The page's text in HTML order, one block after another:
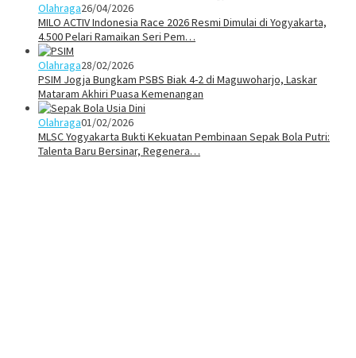
Olahraga26/04/2026
MILO ACTIV Indonesia Race 2026 Resmi Dimulai di Yogyakarta,
4.500 Pelari Ramaikan Seri Pem…
Olahraga28/02/2026
PSIM Jogja Bungkam PSBS Biak 4-2 di Maguwoharjo, Laskar
Mataram Akhiri Puasa Kemenangan
Olahraga01/02/2026
MLSC Yogyakarta Bukti Kekuatan Pembinaan Sepak Bola Putri:
Talenta Baru Bersinar, Regenera…